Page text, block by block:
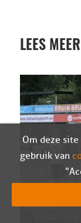
LEES MEER
Om deze
gebruik van